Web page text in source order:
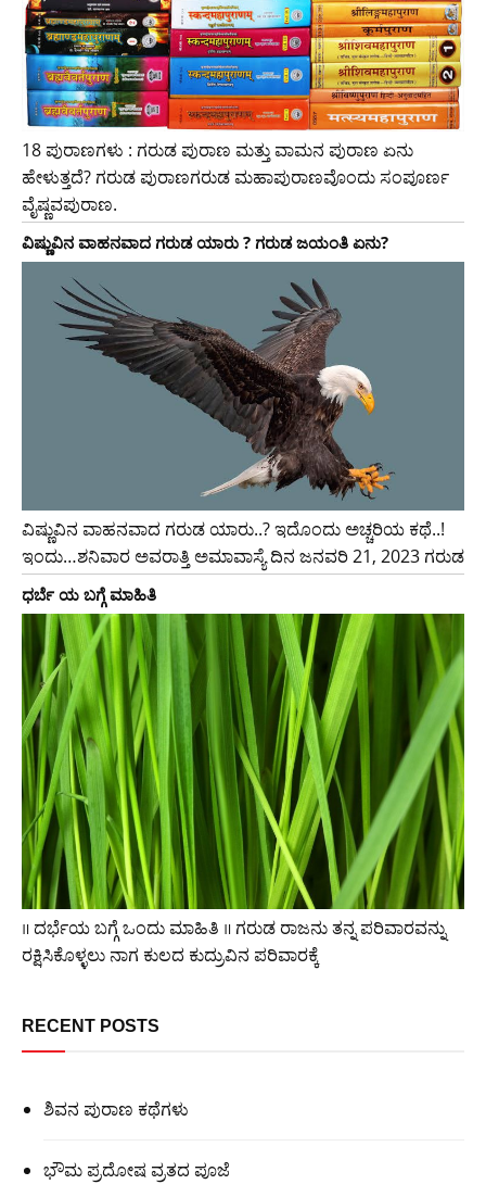
18 ಪುರಾಣಗಳು : ಗರುಡ ಪುರಾಣ ಮತ್ತು ವಾಮನ ಪುರಾಣ ಏನು
ಹೇಳುತ್ತದೆ? ಗರುಡ ಪುರಾಣಗರುಡ ಮಹಾಪುರಾಣವೊಂದು ಸಂಪೂರ್ಣ
ವೈಷ್ಣವಪುರಾಣ.
ವಿಷ್ಣುವಿನ ವಾಹನವಾದ ಗರುಡ ಯಾರು ? ಗರುಡ ಜಯಂತಿ ಏನು?
ವಿಷ್ಣುವಿನ ವಾಹನವಾದ ಗರುಡ ಯಾರು..? ಇದೊಂದು ಅಚ್ಚರಿಯ ಕಥೆ..!
ಇಂದು…ಶನಿವಾರ ಅವರಾತ್ತಿ ಅಮಾವಾಸ್ಯೆ ದಿನ ಜನವರಿ 21, 2023 ಗರುಡ
ಧರ್ಬೆ ಯ ಬಗ್ಗೆ ಮಾಹಿತಿ
॥ ದರ್ಭೆಯ ಬಗ್ಗೆ ಒಂದು ಮಾಹಿತಿ ॥ ಗರುಡ ರಾಜನು ತನ್ನ ಪರಿವಾರವನ್ನು
ರಕ್ಷಿಸಿಕೊಳ್ಳಲು ನಾಗ ಕುಲದ ಕುದ್ರುವಿನ ಪರಿವಾರಕ್ಕೆ
RECENT POSTS
ಶಿವನ ಪುರಾಣ ಕಥೆಗಳು
ಭೌಮ ಪ್ರದೋಷ ವ್ರತದ ಪೂಜೆ